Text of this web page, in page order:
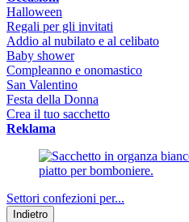
Halloween
Regali per gli invitati
Addio al nubilato e al celibato
Baby shower
Compleanno e onomastico
San Valentino
Festa della Donna
Crea il tuo sacchetto
Reklama
Settori confezioni per...
Indietro